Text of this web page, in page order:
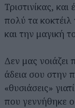
Τριστινίκας,
πολύ τα
και την μαγική
Δεν μας νοιάζει
άδεια σου στην
«θυσιάσεις»
που γεννήθηκε